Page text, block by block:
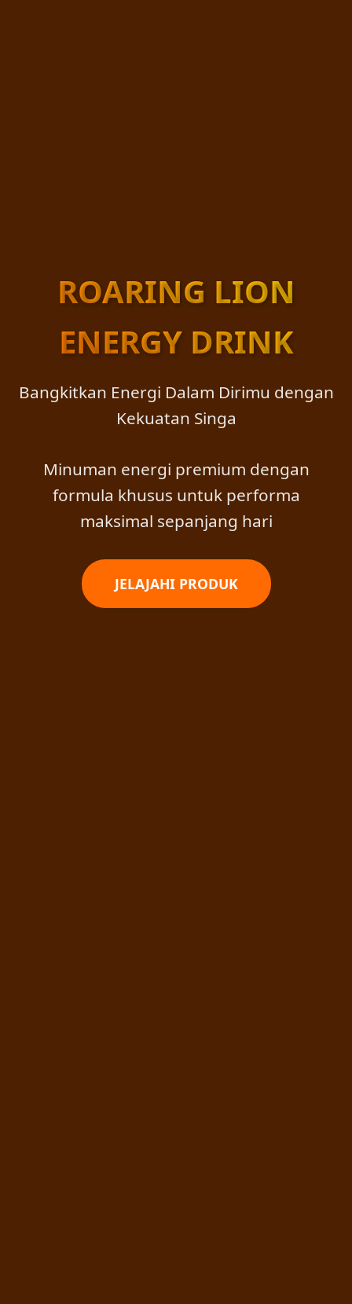
ROARING LION
ENERGY DRINK
Bangkitkan Energi Dalam Dirimu dengan
Kekuatan Singa
Minuman energi premium dengan
formula khusus untuk performa
maksimal sepanjang hari
JELAJAHI PRODUK